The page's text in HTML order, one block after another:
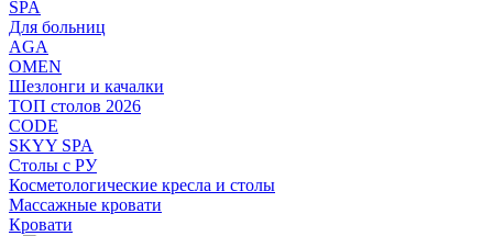
SPA
Для больниц
AGA
OMEN
Шезлонги и качалки
ТОП столов 2026
CODE
SKYY SPA
Столы с РУ
Косметологические кресла и столы
Массажные кровати
Кровати